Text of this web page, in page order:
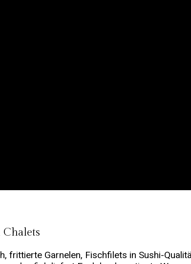
Garnelen, Fischfilets in Sushi-